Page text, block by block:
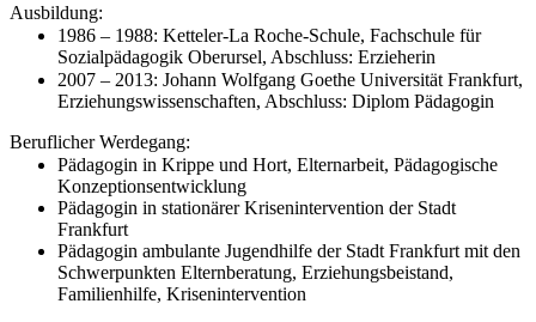
Ausbildung:
1986 – 1988: Ketteler-La Roche-Schule, Fachschule für
Sozialpädagogik Oberursel, Abschluss: Erzieherin
2007 – 2013: Johann Wolfgang Goethe Universität Frankfurt,
Erziehungswissenschaften, Abschluss: Diplom Pädagogin
Beruflicher Werdegang:
Pädagogin in Krippe und Hort, Elternarbeit, Pädagogische
Konzeptionsentwicklung
Pädagogin in stationärer Krisenintervention der Stadt
Frankfurt
Pädagogin ambulante Jugendhilfe der Stadt Frankfurt mit den
Schwerpunkten Elternberatung, Erziehungsbeistand,
Familienhilfe, Krisenintervention